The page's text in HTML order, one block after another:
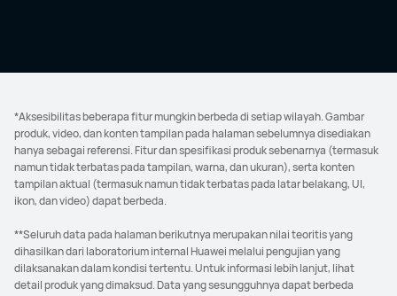
*Aksesibilitas beberapa fitur mungkin berbeda di setiap wilayah. Gambar
produk, video, dan konten tampilan pada halaman sebelumnya disediakan
hanya sebagai referensi. Fitur dan spesifikasi produk sebenarnya (termasuk
namun tidak terbatas pada tampilan, warna, dan ukuran), serta konten
tampilan aktual (termasuk namun tidak terbatas pada latar belakang, UI,
ikon, dan video) dapat berbeda.
**Seluruh data pada halaman berikutnya merupakan nilai teoritis yang
dihasilkan dari laboratorium internal Huawei melalui pengujian yang
dilaksanakan dalam kondisi tertentu. Untuk informasi lebih lanjut, lihat
detail produk yang dimaksud. Data yang sesungguhnya dapat berbeda